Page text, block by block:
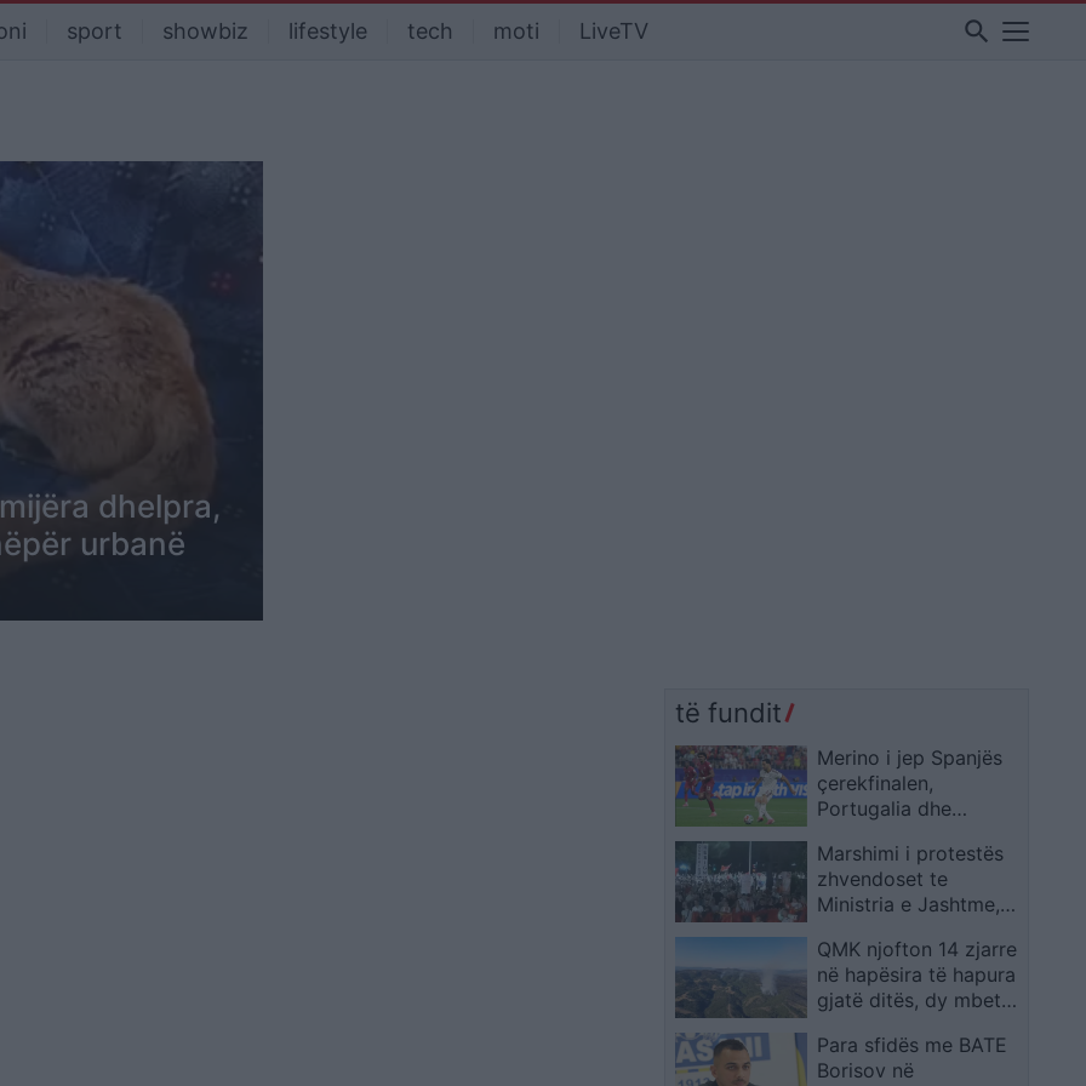
sport showbiz lifestyle tech moti LiveTV search
dhelpra,
urbanë
të fundit
Merino i jep Spanjës
çerekfinalen,
Portugalia dhe
humbje minimale
Marshimi i protestës
zhvendoset te
Ministria e Jashtme,
Rama në burg, Berisha
në burg!
QMK njofton 14 zjarre
në hapësira të hapura
gjatë ditës, dy mbeten
Para sfidës me BATE
Borisov në